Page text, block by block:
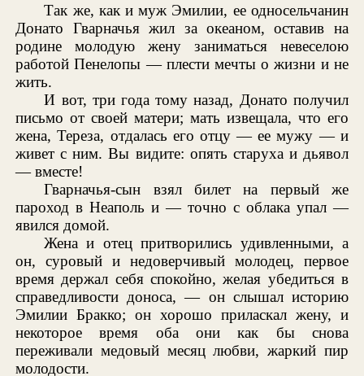
Так же, как и муж Эмилии, ее односельчанин
Донато Гварначья жил за океаном, оставив на
родине молодую жену заниматься невеселою
работой Пенелопы — плести мечты о жизни и не
жить.
И вот, три года тому назад, Донато получил
письмо от своей матери; мать извещала, что его
жена, Тереза, отдалась его отцу — ее мужу — и
живет с ним. Вы видите: опять старуха и дьявол
— вместе!
Гварначья-сын взял билет на первый же
пароход в Неаполь и — точно с облака упал —
явился домой.
Жена и отец притворились удивленными, а
он, суровый и недоверчивый молодец, первое
время держал себя спокойно, желая убедиться в
справедливости доноса, — он слышал историю
Эмилии Бракко; он хорошо приласкал жену, и
некоторое время оба они как бы снова
переживали медовый месяц любви, жаркий пир
молодости.